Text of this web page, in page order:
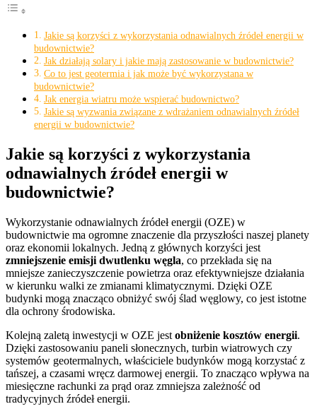
Jakie są korzyści z wykorzystania odnawialnych źródeł energii w
budownictwie?
Jak działają solary i jakie mają zastosowanie w budownictwie?
Co to jest geotermia i jak może być wykorzystana w
budownictwie?
Jak energia wiatru może wspierać budownictwo?
Jakie są wyzwania związane z wdrażaniem odnawialnych źródeł
energii w budownictwie?
Jakie są korzyści z wykorzystania
odnawialnych źródeł energii w
budownictwie?
Wykorzystanie odnawialnych źródeł energii (OZE) w
budownictwie ma ogromne znaczenie dla przyszłości naszej planety
oraz ekonomii lokalnych. Jedną z głównych korzyści jest
zmniejszenie emisji dwutlenku węgla, co przekłada się na
mniejsze zanieczyszczenie powietrza oraz efektywniejsze działania
w kierunku walki ze zmianami klimatycznymi. Dzięki OZE
budynki mogą znacząco obniżyć swój ślad węglowy, co jest istotne
dla ochrony środowiska.
Kolejną zaletą inwestycji w OZE jest obniżenie kosztów energii.
Dzięki zastosowaniu paneli słonecznych, turbin wiatrowych czy
systemów geotermalnych, właściciele budynków mogą korzystać z
tańszej, a czasami wręcz darmowej energii. To znacząco wpływa na
miesięczne rachunki za prąd oraz zmniejsza zależność od
tradycyjnych źródeł energii.